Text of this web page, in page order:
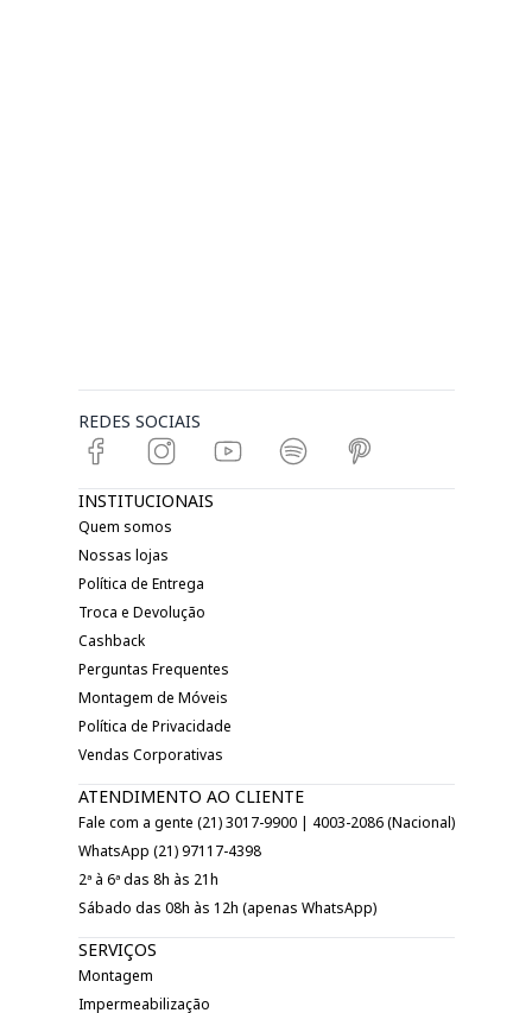
REDES SOCIAIS
INSTITUCIONAIS
Quem somos
Nossas lojas
Política de Entrega
Troca e Devolução
Cashback
Perguntas Frequentes
Montagem de Móveis
Política de Privacidade
Vendas Corporativas
ATENDIMENTO AO CLIENTE
Fale com a gente (21) 3017-9900 | 4003-2086 (Nacional)
WhatsApp (21) 97117-4398
2ª à 6ª das 8h às 21h
Sábado das 08h às 12h (apenas WhatsApp)
SERVIÇOS
Montagem
Impermeabilização